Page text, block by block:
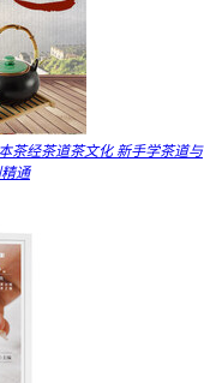
茶经茶道茶文化 新手学茶道与
通